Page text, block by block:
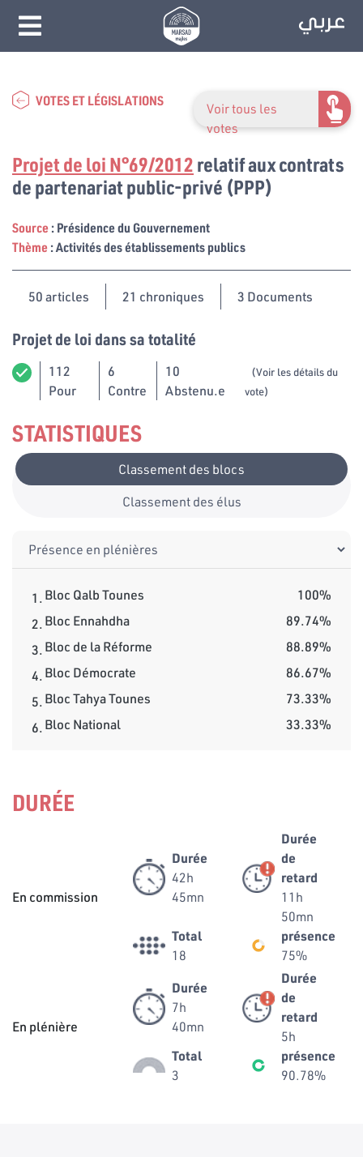
VOTES ET LÉGISLATIONS
Voir tous les
votes
STATISTIQUES
Classement des blocs
Classement des élus
1.Bloc Qalb Tounes
100%
2.Bloc Ennahdha
89.74%
3.Bloc de la Réforme
88.89%
4.Bloc Démocrate
86.67%
5.Bloc Tahya Tounes
73.33%
6.Bloc National 33.33%
Projet de loi N°69/2012relatif aux contrats
de partenariat public-privé (PPP)
Source: Présidence du Gouvernement
Thème: Activités des établissements publics
50articles 21 chroniques 3 Documents
Projet de loi dans sa totalité
112
Pour
6
Contre
10
Abstenu.e
(Voir les détails du
vote)
DURÉE
En commission
Durée
42h
45mn
Durée
de
retard
11h
50mn
Total
18
présence
75%
En plénière
Durée
7h
40mn
Durée
de
retard
5h
Total
3
présence
90.78%